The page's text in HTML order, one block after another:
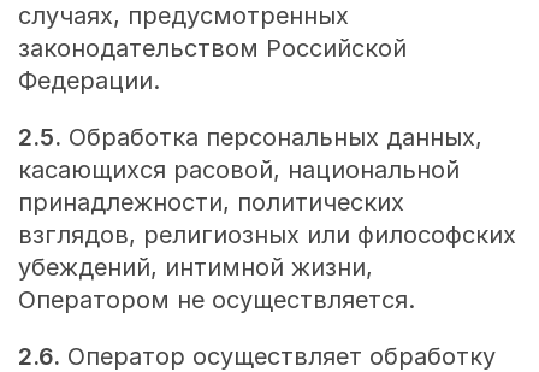
случаях, предусмотренных
законодательством Российской
Федерации.
2.5. Обработка персональных данных,
касающихся расовой, национальной
принадлежности, политических
взглядов, религиозных или философских
убеждений, интимной жизни,
Оператором не осуществляется.
2.6. Оператор осуществляет обработку